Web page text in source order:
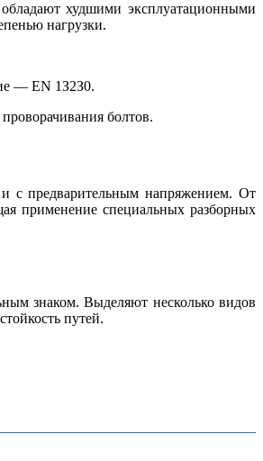
худшими эксплуатационными
нагрузки.
— EN 1З2З0.
болтов.
с предварительным напряжением. От
применение специальных разборных
знаком. Выделяют несколько видов
путей.